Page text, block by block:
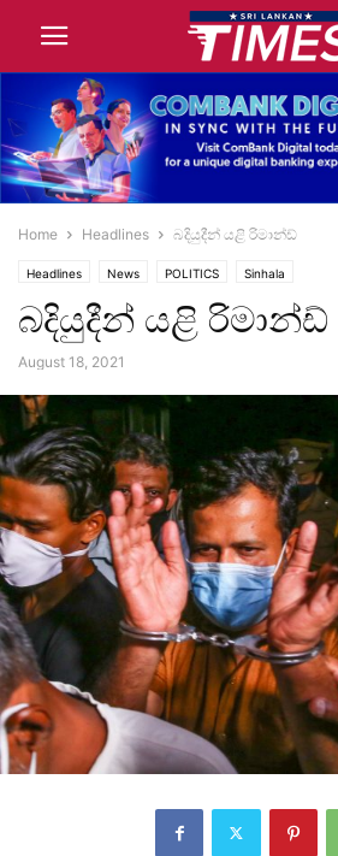
Home Headlines බදියුදීන් යළි රිමාන්ඩ්
Headlines News POLITICS Sinhala
බදියුදීන් යළි රිමාන්ඩ්
August 18, 2021